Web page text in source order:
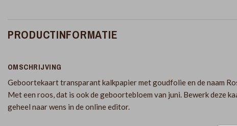
PRODUCTINFORMATIE
OMSCHRIJVING
Geboortekaart transparant kalkpapier met goudfolie en de naam
Met een roos, dat is ook de geboortebloem van juni. Bewerk deze
geheel naar wens in de online editor.